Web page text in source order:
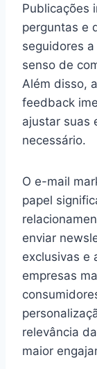
Publicações
perguntas e
seguidores
senso de
Além disso,
feedback
ajustar suas
necessário.
O e-mail
papel
enviar
exclusivas e
empresas
relevância
maior